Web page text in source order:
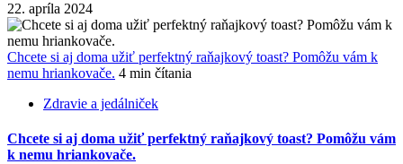
22. apríla 2024
Chcete si aj doma užiť perfektný raňajkový toast? Pomôžu vám k
nemu hriankovače. 4 min čítania
Zdravie a jedálniček
Chcete si aj doma užiť perfektný raňajkový toast? Pomôžu vám
k nemu hriankovače.